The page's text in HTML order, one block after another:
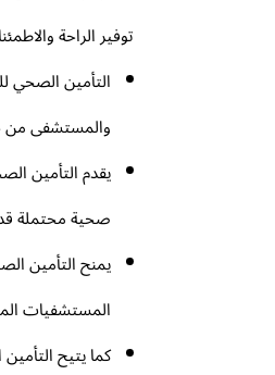
توفير الراحة
التأمين الصحي
والمستشفى من
يقدم التأمين
صحية محتملة
يمنح التأمين
المستشفيات
كما يتيح